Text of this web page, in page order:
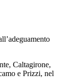
Caltagirone,
e Prizzi, nel